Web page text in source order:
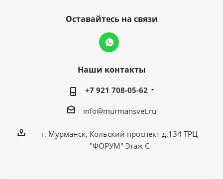
Оставайтесь на связи
Наши контакты
+7 921 708-05-62
info@murmansvet.ru
г. Мурманск, Кольский проспект д.134 ТРЦ
"ФОРУМ" Этаж С